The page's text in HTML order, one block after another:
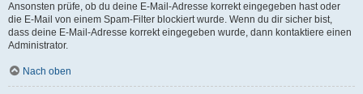
Ansonsten prüfe, ob du deine E-Mail-Adresse korrekt eingegeben hast oder
die E-Mail von einem Spam-Filter blockiert wurde. Wenn du dir sicher bist,
dass deine E-Mail-Adresse korrekt eingegeben wurde, dann kontaktiere einen
Administrator.
Nach oben